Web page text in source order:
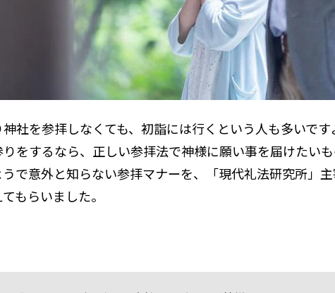
社を参拝しなくても、初詣には行くという人も多いです
をするなら、正しい参拝法で神様に願い事を届けたいも
で意外と知らない参拝マナーを、「現代礼法研究所」
もらいました。